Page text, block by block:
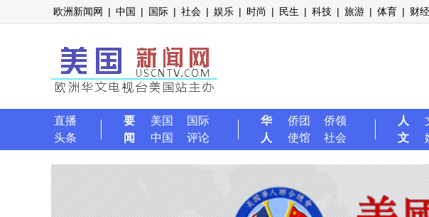
欧洲新闻网 | 中国 | 国际 | 社会 | 娱乐 | 时尚 | 民生 | 科技 | 旅游 | 体育 | 财经
直播
头条
要
闻
美国
国际
中国
评论
华
人
侨团
侨领
使馆
社会
人
文